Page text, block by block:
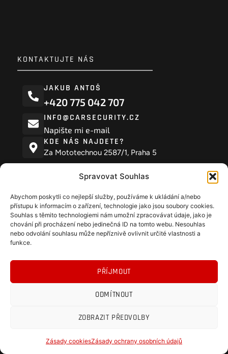
Spravovat Souhlas
Abychom poskytli co nejlepší služby, používáme k ukládání a/nebo
přístupu k informacím o zařízení, technologie jako jsou soubory cookies.
Souhlas s těmito technologiemi nám umožní zpracovávat údaje, jako je
chování při procházení nebo jedinečná ID na tomto webu. Nesouhlas
nebo odvolání souhlasu může nepříznivě ovlivnit určité vlastnosti a
funkce.
PŘÍJMOUT
ODMÍTNOUT
ZOBRAZIT PŘEDVOLBY
Zásady cookiesZásady ochrany osobních údajů
KONTAKTUJTE NÁS
JAKUB ANTOŠ
+420 775 042 707
INFO@CARSECURITY.CZ
Napište mi e-mail
KDE NÁS NAJDETE?
Za Mototechnou 2587/1, Praha 5
NAVIGACE
služby
Novinky
montáží